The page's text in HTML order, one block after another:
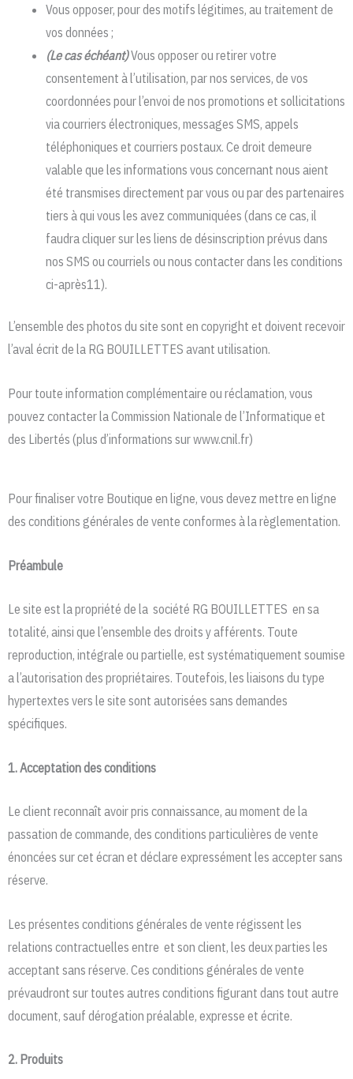
Vous opposer, pour des motifs légitimes, au traitement de
vos données ;
(Le cas échéant)Vous opposer ou retirer votre
consentement à l’utilisation, par nos services, de vos
coordonnées pour l’envoi de nos promotions et sollicitations
via courriers électroniques, messages SMS, appels
téléphoniques et courriers postaux. Ce droit demeure
valable que les informations vous concernant nous aient
été transmises directement par vous ou par des partenaires
tiers à qui vous les avez communiquées (dans ce cas, il
faudra cliquer sur les liens de désinscription prévus dans
nos SMS ou courriels ou nous contacter dans les conditions
ci-après11).
L’ensemble des photos du site sont en copyright et doivent recevoir
l’aval écrit de la RG BOUILLETTES avant utilisation.
Pour toute information complémentaire ou réclamation, vous
pouvez contacter la Commission Nationale de l’Informatique et
des Libertés (plus d’informations sur www.cnil.fr)
Pour finaliser votre Boutique en ligne, vous devez mettre en ligne
des conditions générales de vente conformes à la règlementation.
Préambule
Le site est la propriété de la société RG BOUILLETTES en sa
totalité, ainsi que l’ensemble des droits y afférents. Toute
reproduction, intégrale ou partielle, est systématiquement soumise
a l’autorisation des propriétaires. Toutefois, les liaisons du type
hypertextes vers le site sont autorisées sans demandes
spécifiques.
1. Acceptation des conditions
Le client reconnaît avoir pris connaissance, au moment de la
passation de commande, des conditions particulières de vente
énoncées sur cet écran et déclare expressément les accepter sans
réserve.
Les présentes conditions générales de vente régissent les
relations contractuelles entre et son client, les deux parties les
acceptant sans réserve. Ces conditions générales de vente
prévaudront sur toutes autres conditions figurant dans tout autre
document, sauf dérogation préalable, expresse et écrite.
2. Produits